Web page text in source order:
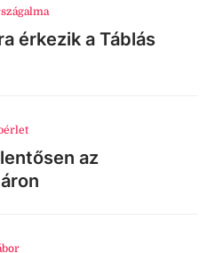
érkezik a Táblás
az